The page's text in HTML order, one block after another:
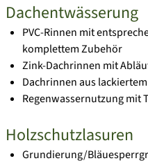
Dachentwässerung
PVC-Rinnen mit
komplettem Zubehör
Zink-Dachrinnen mit
Dachrinnen aus
Regenwassernutzung mit
Holzschutzlasuren
Grundierung/